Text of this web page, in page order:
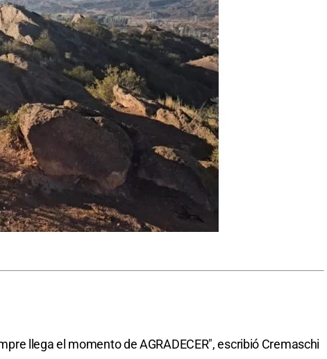
llega el momento de AGRADECER", escribió Cremaschi